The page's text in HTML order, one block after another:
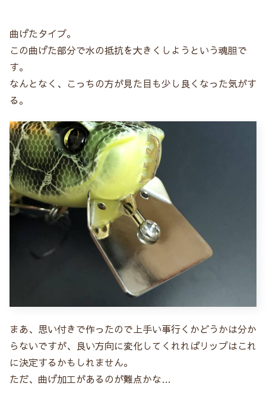
曲げたタイプ。
この曲げた部分で水の抵抗を大きくしようという魂胆で
す。
なんとなく、こっちの方が見た目も少し良くなった気がす
る。
まあ、思い付きで作ったので上手い事行くかどうかは分か
らないですが、良い方向に変化してくれればリップはこれ
に決定するかもしれません。
ただ、曲げ加工があるのが難点かな…